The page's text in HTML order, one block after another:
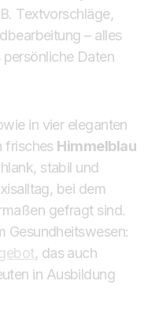
Textvorschläge,
– alles
Daten
in vier eleganten
frisches Himmelblau
stabil und
bei dem
gefragt sind.
Gesundheitswesen:
, das auch
in Ausbildung